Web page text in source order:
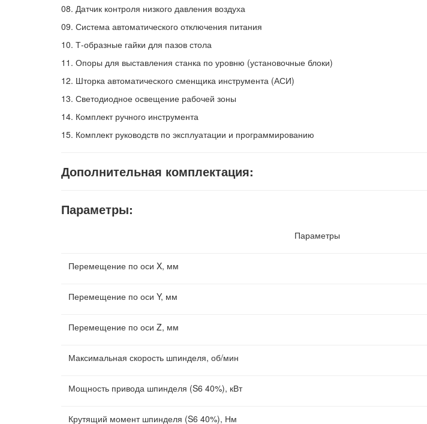
08. Датчик контроля низкого давления воздуха
09. Система автоматического отключения питания
10. Т-образные гайки для пазов стола
11. Опоры для выставления станка по уровню (установочные блоки)
12. Шторка автоматического сменщика инструмента (АСИ)
13. Светодиодное освещение рабочей зоны
14. Комплект ручного инструмента
15. Комплект руководств по эксплуатации и программированию
Дополнительная комплектация:
Параметры:
Параметры
Перемещение по оси X, мм
Перемещение по оси Y, мм
Перемещение по оси Z, мм
Максимальная скорость шпинделя, об/мин
Мощность привода шпинделя (S6 40%), кВт
Крутящий момент шпинделя (S6 40%), Нм